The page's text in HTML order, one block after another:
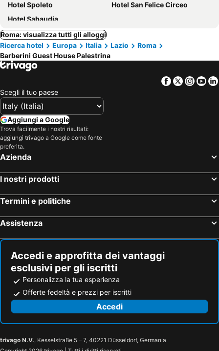
Hotel Spoleto
Hotel San Felice Circeo
Hotel Sabaudia
Roma: visualizza tutti gli alloggi
Ricerca hotel
Europa Italia Lazio
Roma
Barberini Guest House Palestrina
Facebook
Twitter
Scegli il tuo paese
Aggiungi a Google
Trova facilmente i nostri risultati:
aggiungi trivago a Google come fonte
preferita.
Azienda
I nostri prodotti
Termini e politiche
Assistenza
Accedi e approfitta dei vantaggi
esclusivi per gli iscritti
Personalizza la tua esperienza
Offerte fedeltà e prezzi per iscritti
Accedi
trivago N.V., Kesselstraße 5 – 7, 40221 Düsseldorf, Germania